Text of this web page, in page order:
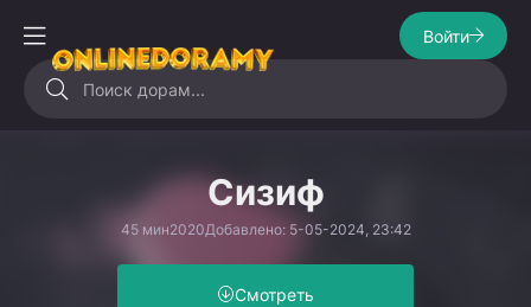
Войти
Сизиф
45 мин2020Добавлено: 5-05-2024, 23:42
Смотреть